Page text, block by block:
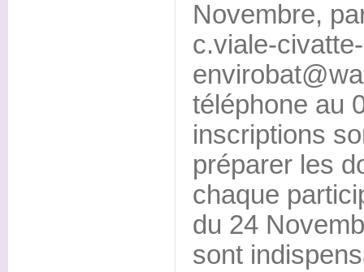
Novembre,
c.viale-civatte-
téléphone au
inscriptions
préparer les
chaque
du 24
sont